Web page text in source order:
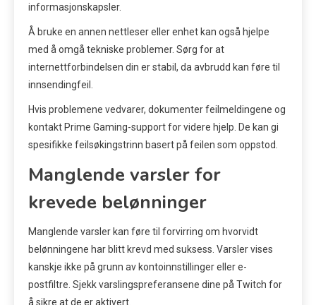
informasjonskapsler.
Å bruke en annen nettleser eller enhet kan også hjelpe
med å omgå tekniske problemer. Sørg for at
internettforbindelsen din er stabil, da avbrudd kan føre til
innsendingfeil.
Hvis problemene vedvarer, dokumenter feilmeldingene og
kontakt Prime Gaming-support for videre hjelp. De kan gi
spesifikke feilsøkingstrinn basert på feilen som oppstod.
Manglende varsler for
krevede belønninger
Manglende varsler kan føre til forvirring om hvorvidt
belønningene har blitt krevd med suksess. Varsler vises
kanskje ikke på grunn av kontoinnstillinger eller e-
postfiltre. Sjekk varslingspreferansene dine på Twitch for
å sikre at de er aktivert.